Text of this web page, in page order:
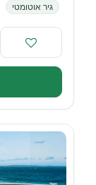
גיר אוטומטי